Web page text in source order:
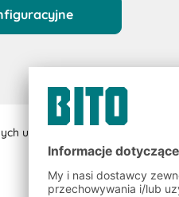
usług w zakresie rozwiązań